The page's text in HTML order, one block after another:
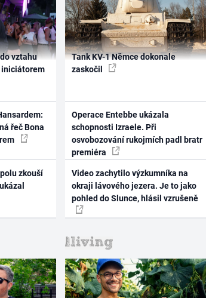
vztahu
iniciátorem
řeč Bona
zkouší
Tank KV-1 Němce dokonale
zaskočil
Operace Entebbe ukázala
schopnosti Izraele. Při
osvobozování rukojmích padl bratr
premiéra
Video zachytilo výzkumníka na
okraji lávového jezera. Je to jako
pohled do Slunce, hlásil vzrušeně